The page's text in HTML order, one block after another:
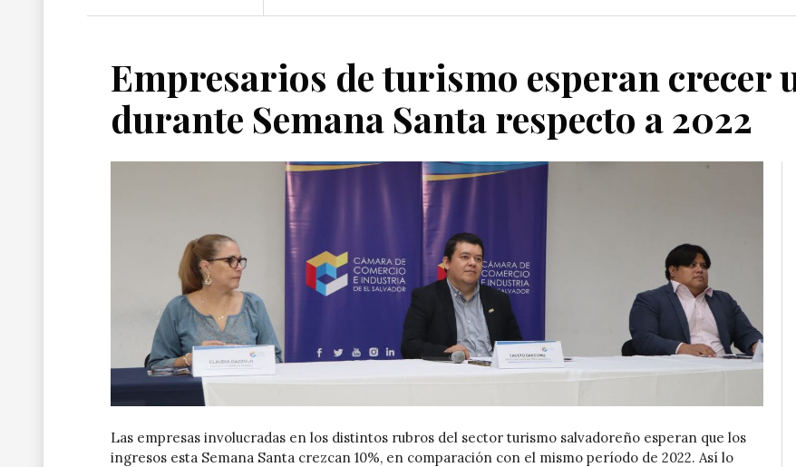
Empresarios de turismo esperan crecer
durante Semana Santa respecto a 2022
Las empresas involucradas en los distintos rubros del sector turismo salvadoreño esperan que los
ingresos esta Semana Santa crezcan 10%, en comparación con el mismo período de 2022. Así lo